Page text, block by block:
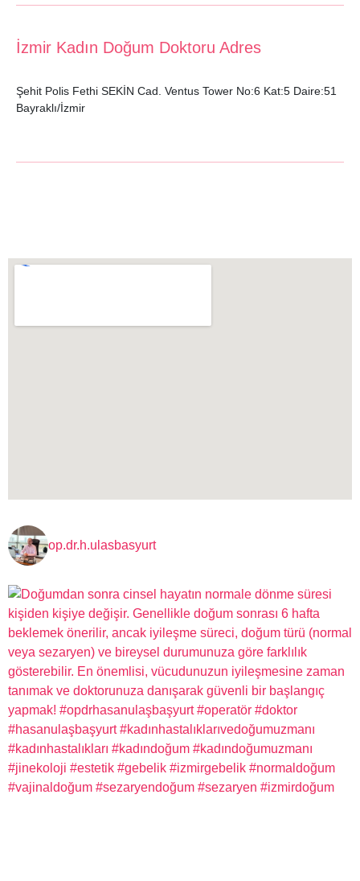
İzmir Kadın Doğum Doktoru Adres
Şehit Polis Fethi SEKİN Cad. Ventus Tower No:6 Kat:5 Daire:51
Bayraklı/İzmir
op.dr.h.ulasbasyurt